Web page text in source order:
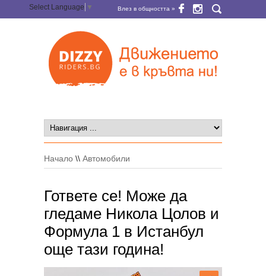
Select Language ▼ Влез в общността »
Начало \\ Автомобили
Гответе се! Може да
гледаме Никола Цолов и
Формула 1 в Истанбул
още тази година!